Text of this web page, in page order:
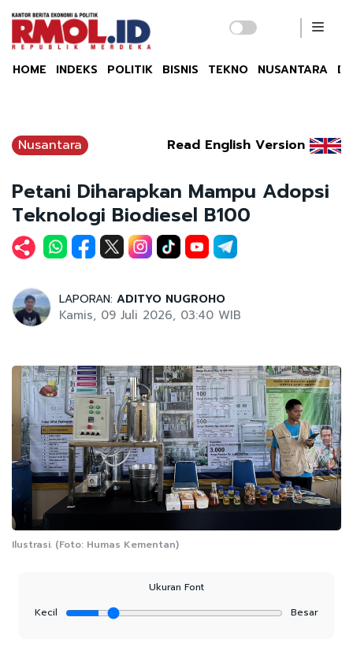
HOME INDEKS POLITIK BISNIS TEKNO NUSANTARA
Nusantara Read English Version
Petani Diharapkan Mampu Adopsi
Teknologi Biodiesel B100
LAPORAN: ADITYO NUGROHO
Kamis, 09 Juli 2026, 03:40 WIB
Ilustrasi. (Foto: Humas Kementan)
Ukuran Font
Kecil
Besar